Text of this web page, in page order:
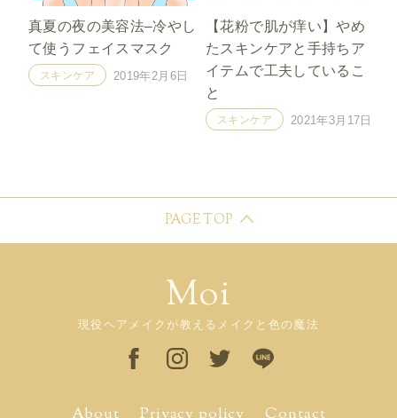
真夏の夜の美容法–冷やし
て使うフェイスマスク
スキンケア 2019年2月6日
【花粉で肌が痒い】やめ
たスキンケアと手持ちア
イテムで工夫しているこ
と
スキンケア 2021年3月17日
PAGE TOP
Moi
現役ヘアメイクが教えるメイクと色の魔法